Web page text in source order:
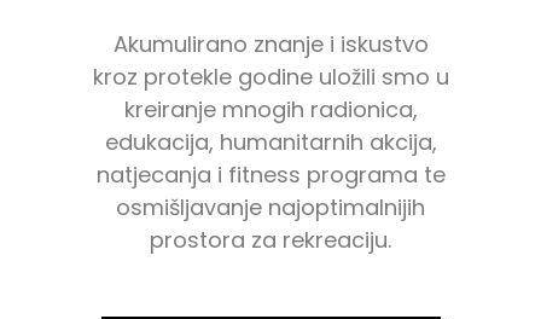
Akumulirano znanje i iskustvo
kroz protekle godine uložili smo u
kreiranje mnogih radionica,
edukacija, humanitarnih akcija,
natjecanja i fitness programa te
osmišljavanje najoptimalnijih
prostora za rekreaciju.